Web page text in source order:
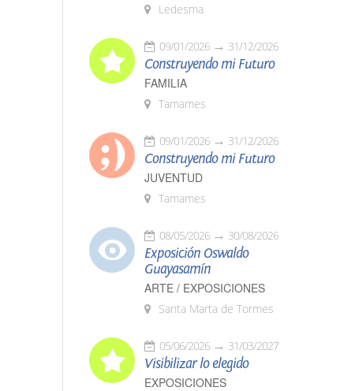
Ledesma
09/01/2026 31/12/2026
Construyendo mi Futuro
FAMILIA
Tamames
09/01/2026 31/12/2026
Construyendo mi Futuro
JUVENTUD
Tamames
08/05/2026 30/08/2026
Exposición Oswaldo
Guayasamín
ARTE / EXPOSICIONES
Santa Marta de Tormes
05/06/2026 31/03/2027
Visibilizar lo elegido
EXPOSICIONES